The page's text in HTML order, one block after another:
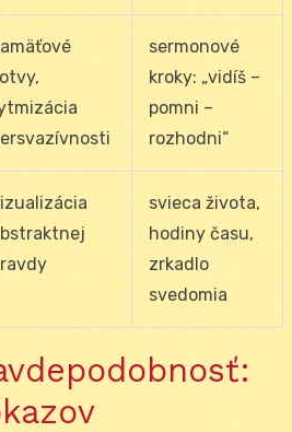
sermonové
kroky: „vidíš –
pomni –
rozhodni“
svieca života,
hodiny času,
zrkadlo
svedomia